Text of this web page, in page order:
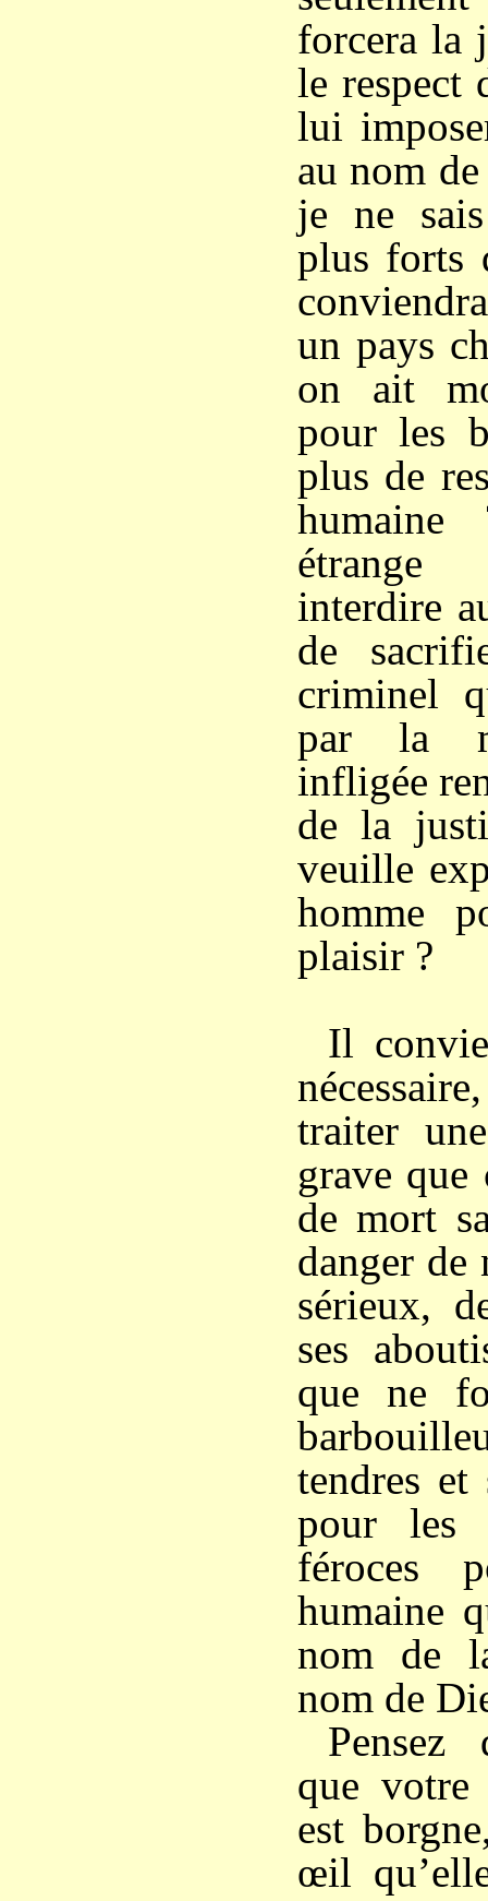
forcera la
le respect
lui
au nom
je ne
plus forts
un pays
on ait
pour les
plus de
humaine
étrange
interdire
de
criminel
par la
infligée
de la
veuille
homme
plaisir ?
Il
traiter
grave que
de mort
danger de
sérieux,
ses
que ne
tendres et
pour les
féroces
humaine
nom de
nom de
que votre
est
œil